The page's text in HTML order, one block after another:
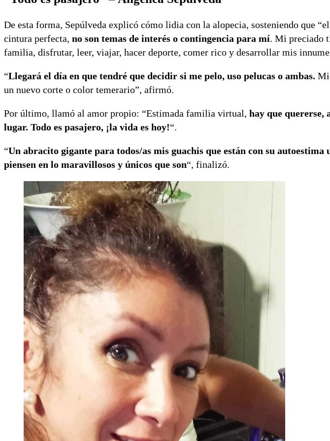
De esta forma, Sepúlveda explicó cómo lidia con la alopecia, sosteniendo que
cintura perfecta, no son temas de interés o contingencia para mí. Mi preciado
familia, disfrutar, leer, viajar, hacer deporte, comer rico y desarrollar mis
“Llegará el día en que tendré que decidir si me pelo, uso pelucas o ambas.
un nuevo corte o color temerario”, afirmó.
Por último, llamó al amor propio: “Estimada familia virtual, hay que quererse,
lugar. Todo es pasajero, ¡la vida es hoy!“.
“Un abracito gigante para todos/as mis guachis que están con su autoestima
piensen en lo maravillosos y únicos que son“, finalizó.